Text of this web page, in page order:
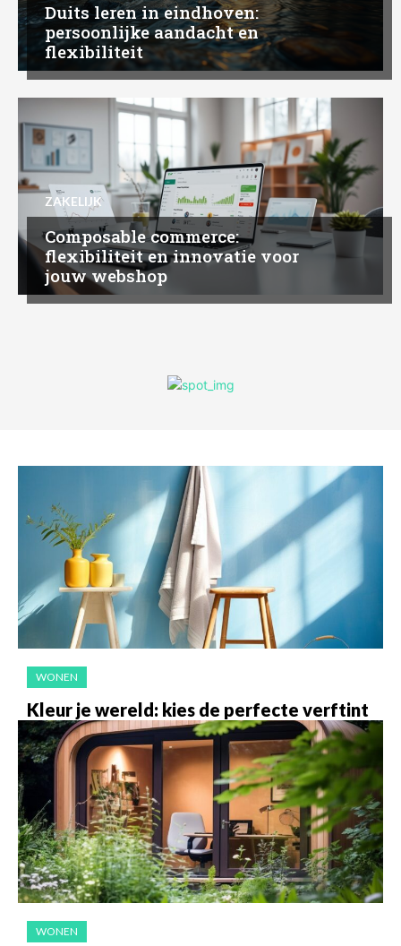
Duits leren in eindhoven:
persoonlijke aandacht en
flexibiliteit
ZAKELIJK
Composable commerce:
flexibiliteit en innovatie voor
jouw webshop
WONEN
Kleur je wereld: kies de perfecte verftint
WONEN